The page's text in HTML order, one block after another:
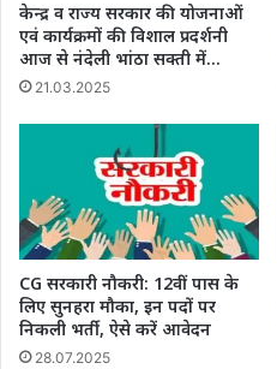
केन्द्र व राज्य सरकार की योजनाओं
एवं कार्यक्रमों की विशाल प्रदर्शनी
आज से नंदेली भांठा सक्ती में…
21.03.2025
CG सरकारी नौकरी: 12वीं पास के
लिए सुनहरा मौका, इन पदों पर
निकली भर्ती, ऐसे करें आवेदन
28.07.2025